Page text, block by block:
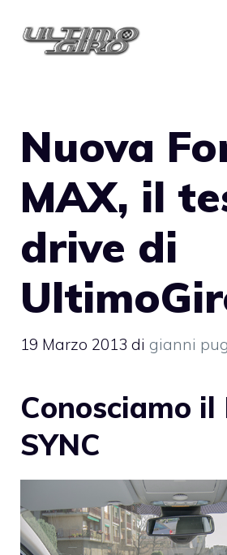
Nuova
MAX, il
drive di
19 Marzo 2013 di gianni
Conosciamo il
SYNC